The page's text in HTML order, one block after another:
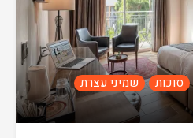
סוכות
שמיני עצרת